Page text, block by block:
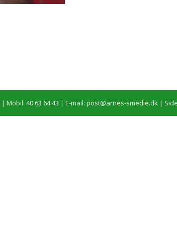
| Mobil:40 63 64 43 | E-mail:post@arnes-smedie.dk |